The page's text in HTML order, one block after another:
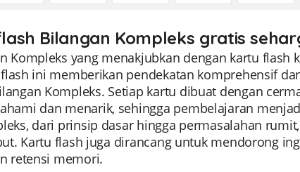
Bilangan Kompleks gratis
Kompleks yang menakjubkan dengan kartu flash
flash ini memberikan pendekatan komprehensif
Kompleks. Setiap kartu dibuat dengan
dan menarik, sehingga pembelajaran
dari prinsip dasar hingga permasalahan
Kartu flash juga dirancang untuk mendorong
retensi memori.